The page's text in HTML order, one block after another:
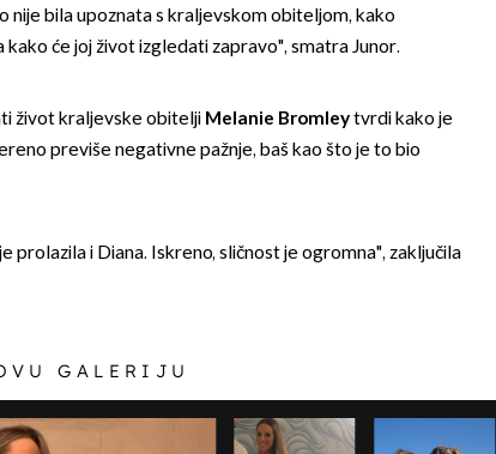
nije bila upoznata s kraljevskom obiteljom, kako
kako će joj život izgledati zapravo", smatra Junor.
život kraljevske obitelji Melanie Bromleytvrdi kako je
previše negativne pažnje, baš kao što je to bio
prolazila i Diana. Iskreno, sličnost je ogromna", zaključila
GALERIJU